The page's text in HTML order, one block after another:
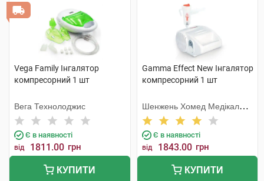
Vega Family Інгалятор
компресорний 1 шт
Вега Технолоджис
Є в наявності
від 1811.00 грн
КУПИТИ
Gamma Effect New Інгалятор
компресорний 1 шт
Шенжень Хомед Медікал
Девайс
Є в наявності
від 1843.00 грн
КУПИТИ